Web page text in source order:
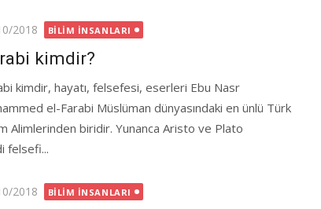
2018 BILIM İNSANLARI
kimdir?
kimdir, hayatı, felsefesi, eserleri Ebu Nasr
el-Farabi Müslüman dünyasındaki en ünlü Türk
Alimlerinden biridir. Yunanca Aristo ve Plato
felsefi...
2018 BILIM İNSANLARI